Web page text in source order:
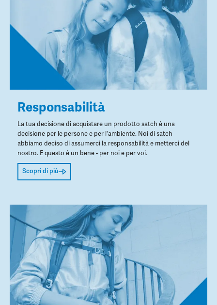
Responsabilità
La tua decisione di acquistare un prodotto satch è una
decisione per le persone e per l'ambiente. Noi di satch
abbiamo deciso di assumerci la responsabilità e metterci del
nostro. E questo è un bene - per noi e per voi.
Scopri di più